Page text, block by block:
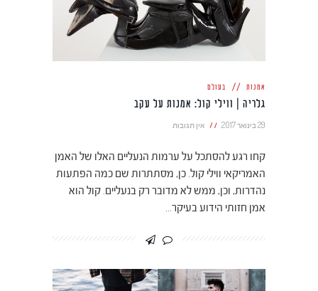
אמנות בעולם
גלריה | ווילי קול: אמנות על עקב
29 בינואר 2017 אין תגובות
קחו רגע להסתכל על ערמות הנעליים האלו של האמן
האמריקאי ווילי קול. כן, מסתתרות שם כמה הפתעות
נהדרות, וכן, ממש לא מדובר רק בנעליים. קול הוא
אמן חזותי הידוע בעיקר…